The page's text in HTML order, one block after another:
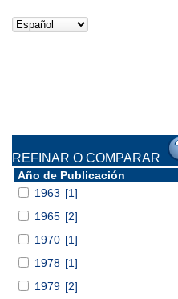
REFINAR O COMPARAR
Año de Publicación
1963 [1]
1965 [2]
1970 [1]
1978 [1]
1979 [2]